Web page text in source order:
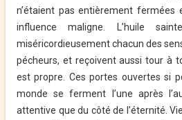
n’étaient pas entièrement fermées
influence maligne. L’huile
miséricordieusement chacun des
pécheurs, et reçoivent aussi tour à
est propre. Ces portes ouvertes si
monde se ferment l’une après
attentive que du côté de l’éternité.